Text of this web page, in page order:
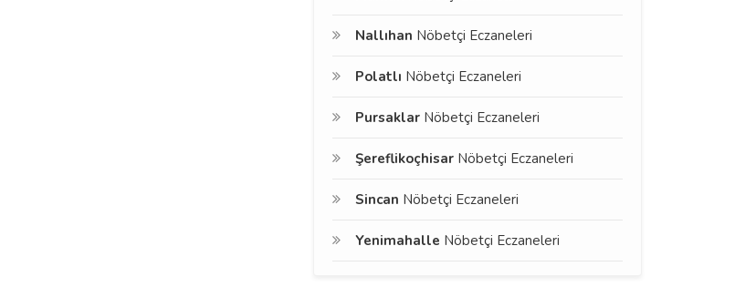
Nallıhan Nöbetçi Eczaneleri
Polatlı Nöbetçi Eczaneleri
Pursaklar Nöbetçi Eczaneleri
Şereflikoçhisar Nöbetçi Eczaneleri
Sincan Nöbetçi Eczaneleri
Yenimahalle Nöbetçi Eczaneleri